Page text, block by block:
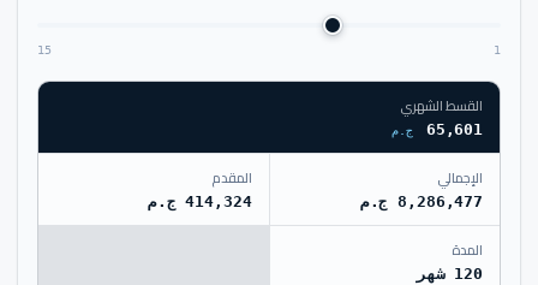
1
15
القسط الشهري
65,601 ج.م
الإجمالي
8,286,477 ج.م
المقدم
414,324 ج.م
المدة
120 شهر